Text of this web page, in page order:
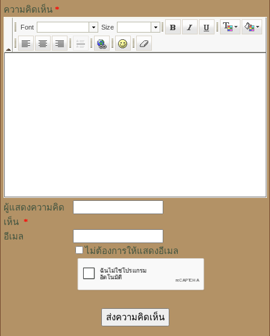
ความคิดเห็น *
ผู้แสดงความคิด
เห็น *
อีเมล
ไม่ต้องการให้แสดงอีเมล